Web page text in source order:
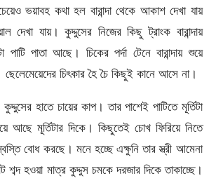
ভয়াবহ কথা হল বারান্দা থেকে আকাশ দেখা যায়
দেখা যায়। কুদ্দুসের নিজের কিছু ট্রাংক বারান্দায়
পাতা আছে। চিকের পর্দা টেনে বারান্দায় শুয়ে
ছেলেমেয়েদের চিৎকার হৈ চৈ কিছুই কানে আসে না।
কুদ্দুসের হাতে চায়ের কাপ। তার পাশেই পাটিতে মূর্তিটা
আছে মূর্তিটার দিকে। কিছুতেই চোখ ফিরিয়ে নিতে
বোধ করছে। মনে হচ্ছে এক্ষুনি তার স্ত্রী আমেনা
শব্দ হওয়া মাত্র কুদ্দুস চমকে দরজার দিকে তাকাচ্ছে।